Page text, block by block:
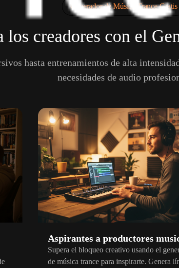
Generador de Música Trance Gratis
los creadores con el
hasta entrenamientos de alta
necesidades de audio
Aspirantes a productores
Supera el bloqueo creativo usando el
de música trance para inspirarte. Genera